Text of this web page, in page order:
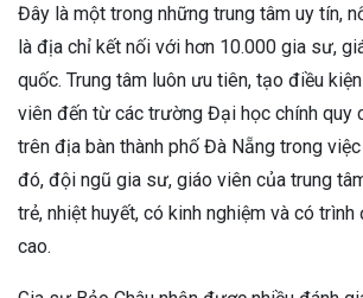
Đây là một trong những trung tâm uy tín,
là địa chỉ kết nối với hơn 10.000 gia sư,
quốc. Trung tâm luôn ưu tiên, tạo điều
viên đến từ các trường Đại học chính quy
trên địa bàn thành phố Đà Nẵng trong
đó, đội ngũ gia sư, giáo viên của trung
trẻ, nhiệt huyết, có kinh nghiệm và có
cao.